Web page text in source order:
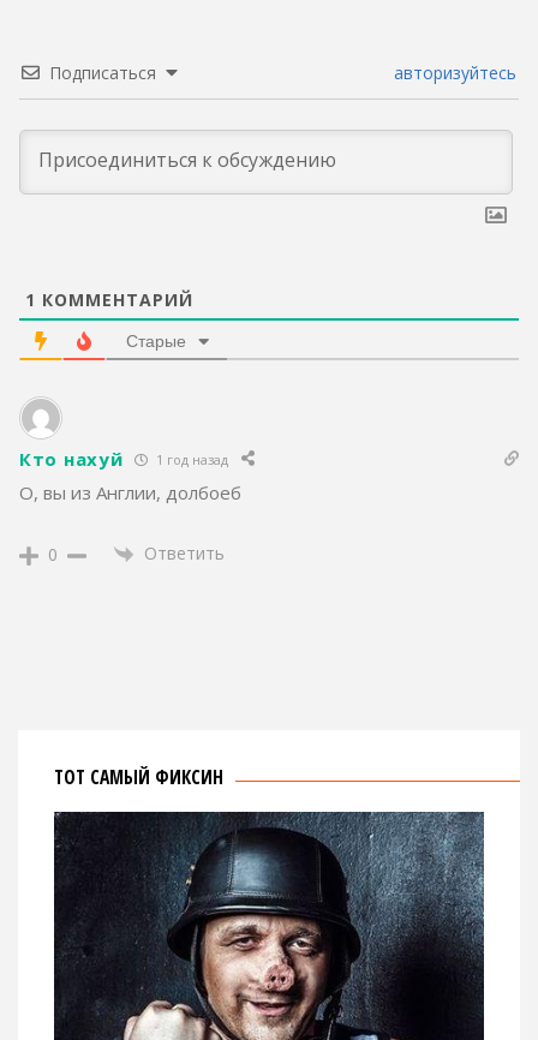
Подписаться авторизуйтесь
1 КОММЕНТАРИЙ
Старые
Кто нахуй 1 год назад
О, вы из Англии, долбоеб
0 Ответить
ТОТ САМЫЙ ФИКСИН